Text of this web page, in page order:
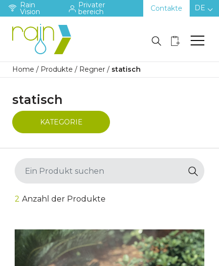
Rain
Vision
Privater
bereich Contakte DE
Home / Produkte / Regner / statisch
statisch
KATEGORIE
2 Anzahl der Produkte